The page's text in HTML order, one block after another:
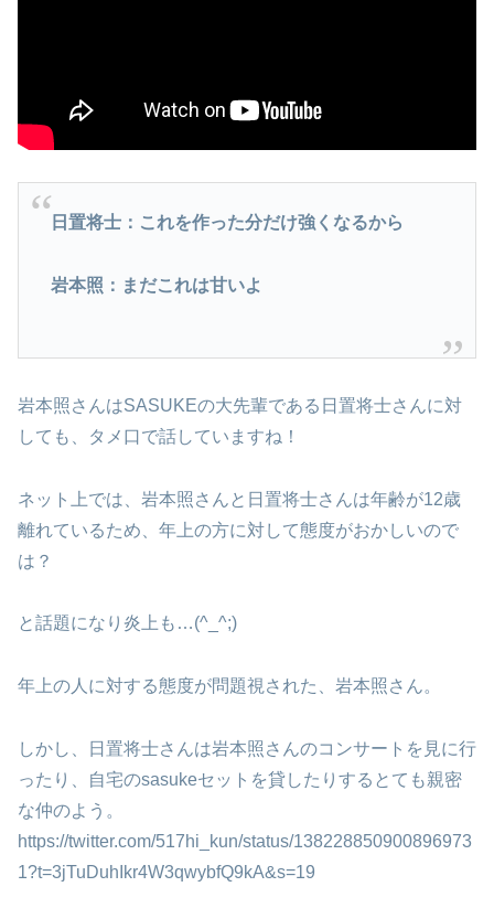
日置将士：これを作った分だけ強くなるから
岩本照：まだこれは甘いよ
岩本照さんはSASUKEの大先輩である日置将士さんに対
しても、タメ口で話していますね！
ネット上では、岩本照さんと日置将士さんは年齢が12歳
離れているため、年上の方に対して態度がおかしいので
は？
と話題になり炎上も…(^_^;)
年上の人に対する態度が問題視された、岩本照さん。
しかし、日置将士さんは岩本照さんのコンサートを見に行
ったり、自宅のsasukeセットを貸したりするとても親密
な仲のよう。
https://twitter.com/517hi_kun/status/138228850900896973
1?t=3jTuDuhIkr4W3qwybfQ9kA&s=19